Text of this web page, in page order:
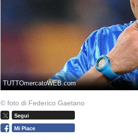
TUTTOmercatoWEB.com
© foto di Federico Gaetano
Segui
Mi Piace